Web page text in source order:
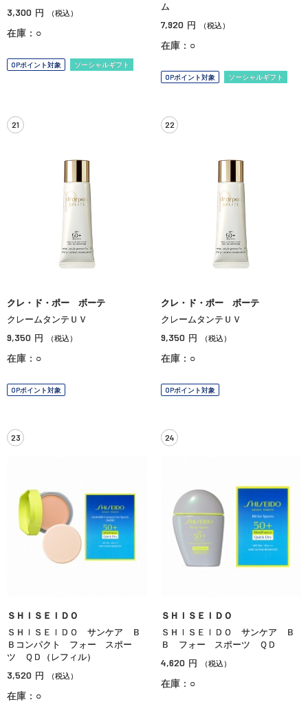
3,300 円 （税込）
在庫：○
OPポイント対象 ソーシャルギフト
ム
7,920 円 （税込）
在庫：○
OPポイント対象 ソーシャルギフト
21
クレ・ド・ポー ボーテ
クレームタンテＵＶ
9,350 円 （税込）
在庫：○
OPポイント対象
22
クレ・ド・ポー ボーテ
クレームタンテＵＶ
9,350 円 （税込）
在庫：○
OPポイント対象
23
ＳＨＩＳＥＩＤＯ
ＳＨＩＳＥＩＤＯ サンケア Ｂ
Ｂコンパクト フォー スポー
ツ ＱＤ（レフィル）
3,520 円 （税込）
在庫：○
24
ＳＨＩＳＥＩＤＯ
ＳＨＩＳＥＩＤＯ サンケア Ｂ
Ｂ フォー スポーツ ＱＤ
4,620 円 （税込）
在庫：○